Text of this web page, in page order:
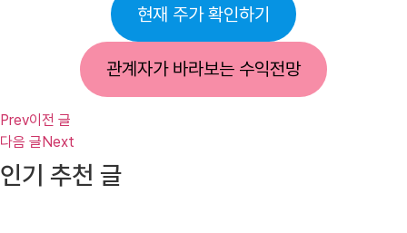
현재 주가 확인하기
관계자가 바라보는 수익전망
Prev이전 글
다음 글 Next
인기 추천 글